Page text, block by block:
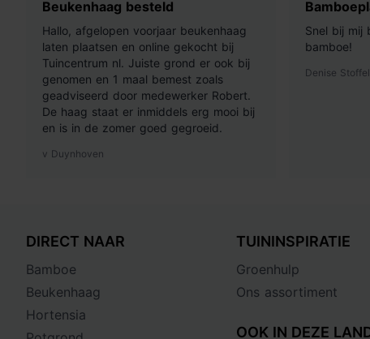
Beukenhaag besteld
Hallo, afgelopen voorjaar beukenhaag
laten plaatsen en online gekocht bij
Tuincentrum nl. Juiste grond er ook bij
genomen en 1 maal bemest zoals
geadviseerd door medewerker Robert.
De haag staat er inmiddels erg mooi bij
en is in de zomer goed gegroeid.
v Duynhoven
Snel bij mij
bamboe!
Denise
DIRECT NAAR
Bamboe
Beukenhaag
Hortensia
TUININSPIRATIE
Groenhulp
Ons assortiment
OOK IN DEZE